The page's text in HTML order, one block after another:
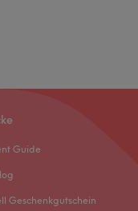
Guide
Geschenkgutschein